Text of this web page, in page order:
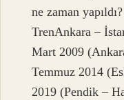
ne zaman
TrenAnkara –
Mart 2009
Temmuz 2014
2019 (Pendik –